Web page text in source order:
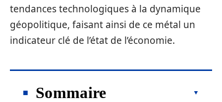
tendances technologiques à la dynamique
géopolitique, faisant ainsi de ce métal un
indicateur clé de l’état de l’économie.
Sommaire